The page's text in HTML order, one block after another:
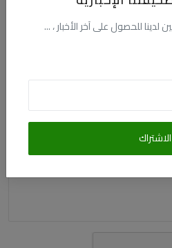
للحصول على آخر الأخبار ، ...
الاشتراك